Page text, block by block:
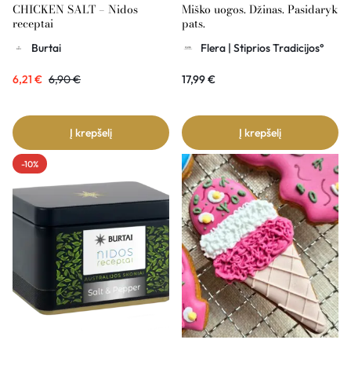
CHICKEN SALT – Nidos
receptai
Burtai
6,21 € 6,90€
Į krepšelį
Miško uogos. Džinas. Pasidaryk
pats.
Flera | Stiprios Tradicijos°
17,99€
Į krepšelį
-10%